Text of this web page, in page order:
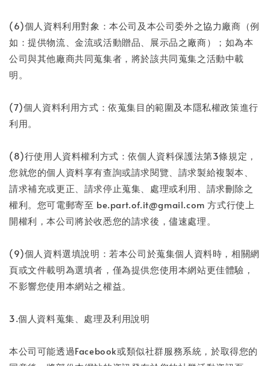
(6)個人資料利用對象：本公司及本公司委外之協力廠商（例
如：提供物流、金流或活動贈品、展示品之廠商）；如為本
公司與其他廠商共同蒐集者，將於該共同蒐集之活動中載
明。
(7)個人資料利用方式：依蒐集目的範圍及本隱私權政策進行
利用。
(8)行使用人資料權利方式：依個人資料保護法第3條規定，
您就您的個人資料享有查詢或請求閱覽、請求製給複製本、
請求補充或更正、請求停止蒐集、處理或利用、請求刪除之
權利。您可電郵寄至 be.part.of.it@gmail.com 方式行使上
開權利，本公司將於收悉您的請求後，儘速處理。
(9)個人資料選填說明：若本公司於蒐集個人資料時，相關網
頁或文件載明為選填者，僅為提供您使用本網站更佳體驗，
不影響您使用本網站之權益。
3.個人資料蒐集、處理及利用說明
本公司可能透過Facebook或類似社群服務系統，於取得您的